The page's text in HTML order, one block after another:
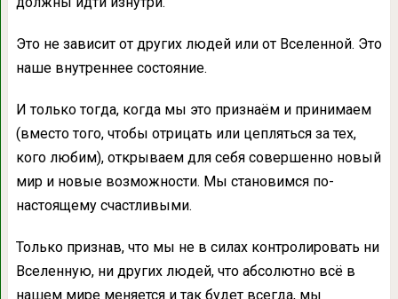
Это не зависит от других людей или от Вселенной. Это
наше внутреннее состояние.
И только тогда, когда мы это признаём и принимаем
(вместо того, чтобы отрицать или цепляться за тех,
кого любим), открываем для себя совершенно новый
мир и новые возможности. Мы становимся по-
настоящему счастливыми.
Только признав, что мы не в силах контролировать ни
Вселенную, ни других людей, что абсолютно всё в
нашем мире меняется и так будет всегда, мы